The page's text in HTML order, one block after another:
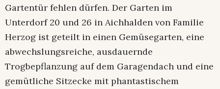
Gartentür fehlen dürfen. Der Garten im
Unterdorf 20 und 26 in Aichhalden von Familie
Herzog ist geteilt in einen Gemüsegarten, eine
abwechslungsreiche, ausdauernde
Trogbepflanzung auf dem Garagendach und eine
gemütliche Sitzecke mit phantastischem